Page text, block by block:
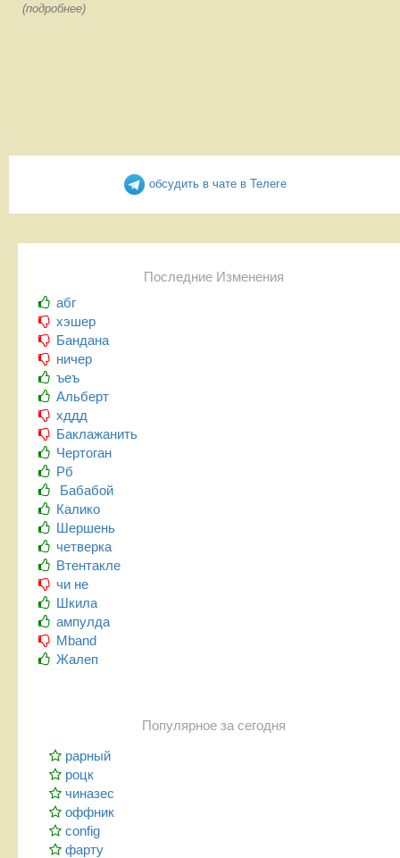
(подробнее)
обсудить в чате в Телеге
Последние Изменения
абг
хэшер
Бандана
ничер
ъеъ
Альберт
хддд
Баклажанить
Чертоган
Рб
Бабабой
Калико
Шершень
четверка
Втентакле
чи не
Шкила
ампулда
Mband
Жалеп
Популярное за сегодня
рарный
роцк
чиназес
оффник
config
фарту